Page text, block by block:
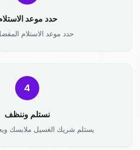
حدد موعد
حدد موعد الاستلام
4
نستلم وننظف
يستلم شريك الغسيل ملابسك